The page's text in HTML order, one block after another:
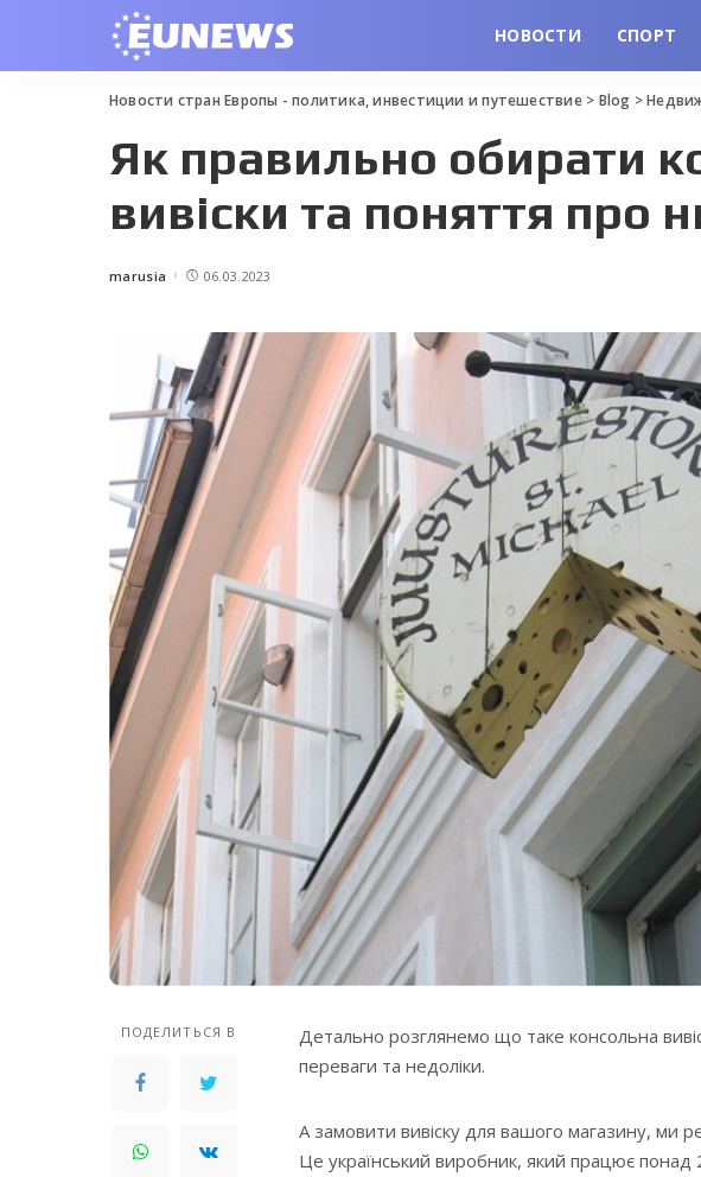
НОВОСТИ СПОРТ
Новости стран Европы - политика, инвестиции и путешествие> Blog >
Як правильно обирати
вивіски та поняття про
Posted
marusia 06.03.2023
ПОДЕЛИТЬСЯ В
Детально розглянемо що таке консольна
переваги та недоліки.
А замовити вивіску для вашого магазину, ми
Це український виробник, який працює понад